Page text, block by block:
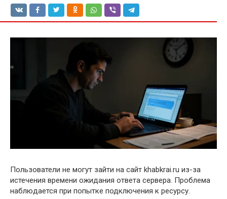
Пользователи не могут зайти на сайт khabkrai.ru из-за
истечения времени ожидания ответа сервера. Проблема
наблюдается при попытке подключения к ресурсу.